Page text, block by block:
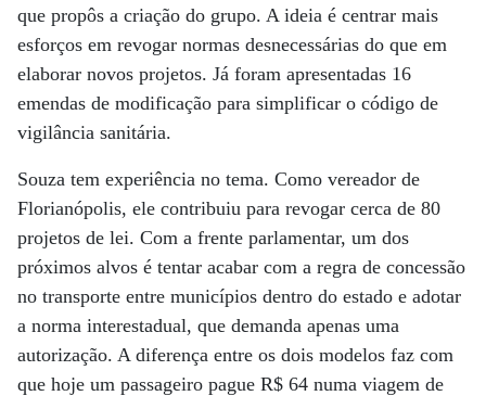
que propôs a criação do grupo. A ideia é centrar mais
esforços em revogar normas desnecessárias do que em
elaborar novos projetos. Já foram apresentadas 16
emendas de modificação para simplificar o código de
vigilância sanitária.
Souza tem experiência no tema. Como vereador de
Florianópolis, ele contribuiu para revogar cerca de 80
projetos de lei. Com a frente parlamentar, um dos
próximos alvos é tentar acabar com a regra de concessão
no transporte entre municípios dentro do estado e adotar
a norma interestadual, que demanda apenas uma
autorização. A diferença entre os dois modelos faz com
que hoje um passageiro pague R$ 64 numa viagem de